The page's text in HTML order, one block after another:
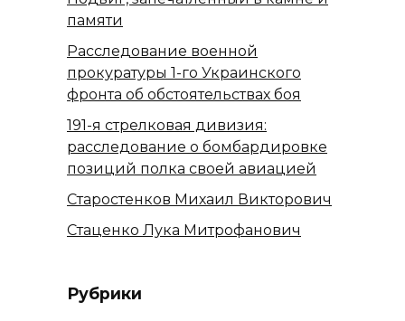
памяти
Расследование военной
прокуратуры 1-го Украинского
фронта об обстоятельствах боя
191-я стрелковая дивизия:
расследование о бомбардировке
позиций полка своей авиацией
Старостенков Михаил Викторович
Стаценко Лука Митрофанович
Рубрики